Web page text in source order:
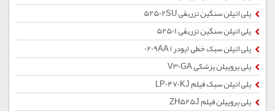
پلی اتیلن سنگین تزریقی 52502SU
پلی اتیلن سنگین تزریقی 52501
پلی اتیلن سبک خطی (پودر) 0209AA
پلی پروپیلن پزشکی V30GA
پلی اتیلن سبک فیلم LP0470KJ
پلی پروپیلن فیلم ZH525J